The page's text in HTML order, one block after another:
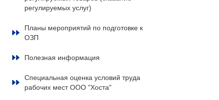
регулируемых услуг)
Планы мероприятий по подготовке к
ОЗП
Полезная информация
Специальная оценка условий труда
рабочих мест ООО "Хоста"